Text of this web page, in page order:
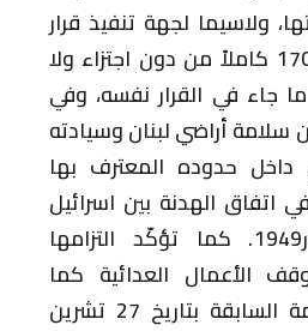
ولاسيما لجهة تنفيذ قرار
مجلس الأمن رقم 1701 كاملاً من دون اجتزاء ولا
جاء في القرار نفسه، وفي
سلامة أراضي لبنان وسيادته
داخل حدوده المعترف بها
اتفاق الهدنة بين اسرائيل
ولبنان في 23 آذار1949. كما تؤكّد التزامها
الأعمال العدائية كما
وافقت عليه الحكومة السابقة بتاريخ 27 تشرين